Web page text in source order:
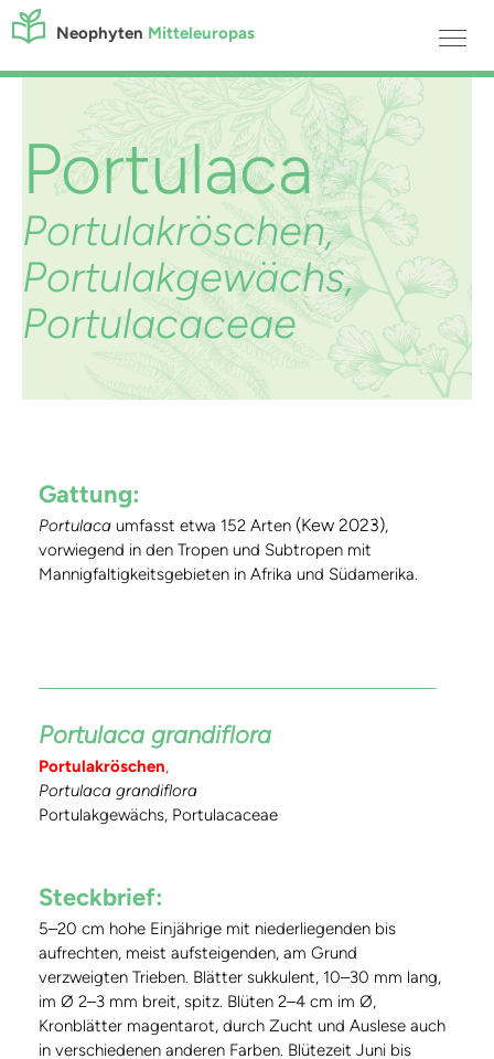
Neophyten Mitteleuropas
Portulaca
Portulakröschen,
Portulakgewächs,
Portulacaceae
Gattung:
Portulaca umfasst etwa 152 Arten (Kew 2023),
vorwiegend in den Tropen und Subtropen mit
Mannigfaltigkeitsgebieten in Afrika und Südamerika.
Portulaca grandiflora
Portulakröschen,
Portulaca grandiflora
Portulakgewächs, Portulacaceae
Steckbrief:
5–20 cm hohe Einjährige mit niederliegenden bis
aufrechten, meist aufsteigenden, am Grund
verzweigten Trieben. Blätter sukkulent, 10–30 mm lang,
im Ø 2–3 mm breit, spitz. Blüten 2–4 cm im Ø,
Kronblätter magentarot, durch Zucht und Auslese auch
in verschiedenen anderen Farben. Blütezeit Juni bis